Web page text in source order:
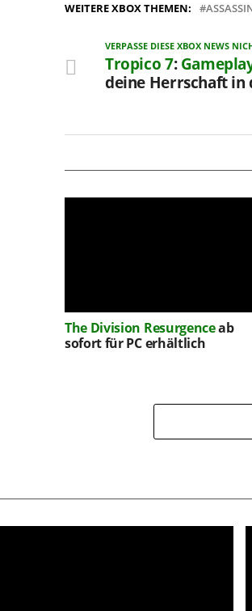
WEITERE XBOX THEMEN:
VERPASSE DIESE XBOX NEWS
Tropico 7:
deine Herrschaft in
The Division Resurgenceab
sofort für PC erhältlich